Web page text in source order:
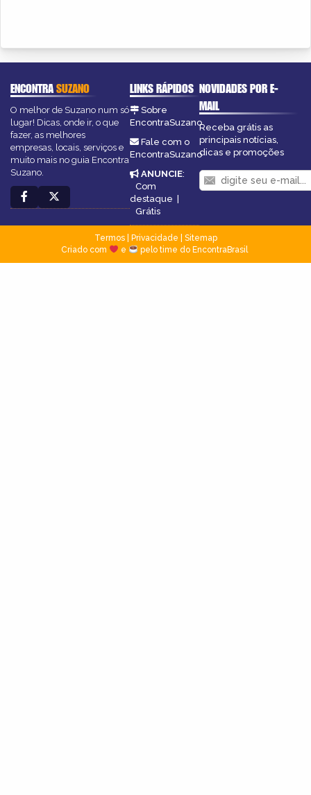
ENCONTRASUZANO
O melhor de Suzano num só
lugar! Dicas, onde ir, o que
fazer, as melhores
empresas, locais, serviços e
muito mais no guia Encontra
Suzano.
LINKS RÁPIDOS
Sobre
EncontraSuzano
Fale com o
EncontraSuzano
ANUNCIE:
Com
destaque |
Grátis
NOVIDADES POR E-
MAIL
Receba grátis as
principais notícias,
dicas e promoções
Termos| Privacidade
Sitemap
Criado com
e pelo time do EncontraBrasil